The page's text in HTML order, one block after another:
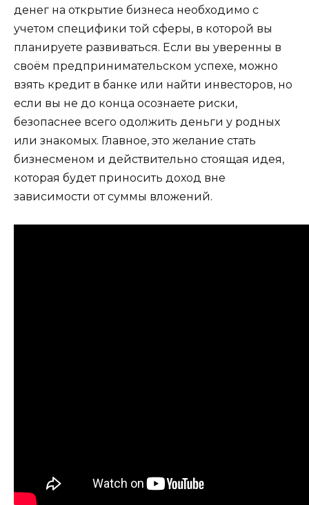
денег на открытие бизнеса необходимо с
учетом специфики той сферы, в которой вы
планируете развиваться. Если вы уверенны в
своём предпринимательском успехе, можно
взять кредит в банке или найти инвесторов, но
если вы не до конца осознаете риски,
безопаснее всего одолжить деньги у родных
или знакомых. Главное, это желание стать
бизнесменом и действительно стоящая идея,
которая будет приносить доход вне
зависимости от суммы вложений.